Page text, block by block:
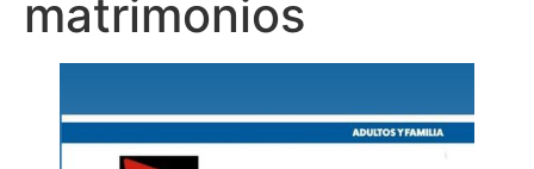
matrimonios